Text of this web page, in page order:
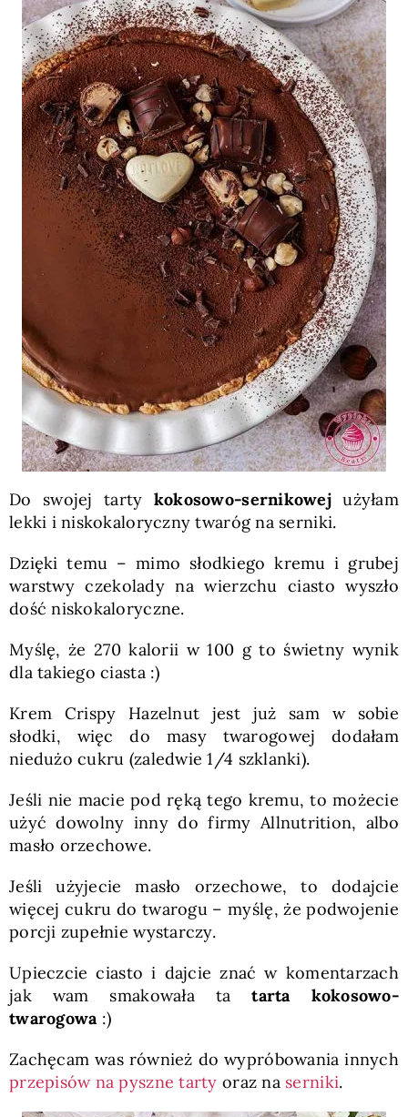
Do swojej tarty kokosowo-sernikowejużyłam
lekki i niskokaloryczny twaróg na serniki.
Dzięki temu – mimo słodkiego kremu i grubej
warstwy czekolady na wierzchu ciasto wyszło
dość niskokaloryczne.
Myślę, że 270 kalorii w 100 g to świetny wynik
dla takiego ciasta :)
Krem Crispy Hazelnut jest już sam w sobie
słodki, więc do masy twarogowej dodałam
niedużo cukru (zaledwie 1/4 szklanki).
Jeśli nie macie pod ręką tego kremu, to możecie
użyć dowolny inny do firmy Allnutrition, albo
masło orzechowe.
Jeśli użyjecie masło orzechowe, to dodajcie
więcej cukru do twarogu – myślę, że podwojenie
porcji zupełnie wystarczy.
Upieczcie ciasto i dajcie znać w komentarzach
jak wam smakowała tatarta kokosowo-
twarogowa:)
Zachęcam was również do wypróbowania innych
przepisów na pyszne tarty oraz na serniki.